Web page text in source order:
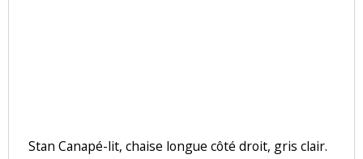
Stan Canapé-lit, chaise longue côté droit, gris clair.